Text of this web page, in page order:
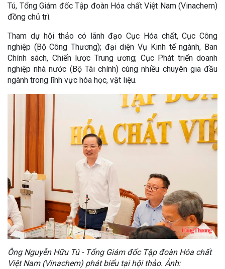
Tú, Tổng Giám đốc Tập đoàn Hóa chất Việt Nam (Vinachem)
đồng chủ trì.
Tham dự hội thảo có lãnh đạo Cục Hóa chất, Cục Công
nghiệp (Bộ Công Thương); đại diện Vụ Kinh tế ngành, Ban
Chính sách, Chiến lược Trung ương; Cục Phát triển doanh
nghiệp nhà nước (Bộ Tài chính) cùng nhiều chuyên gia đầu
ngành trong lĩnh vực hóa học, vật liệu.
Ông Nguyễn Hữu Tú - Tổng Giám đốc Tập đoàn Hóa chất
Việt Nam (Vinachem) phát biểu tại hội thảo. Ảnh: